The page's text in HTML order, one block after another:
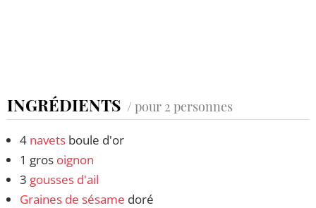
INGRÉDIENTS / pour 2 personnes
4 navets boule d'or
1 gros oignon
3 gousses d'ail
Graines de sésame doré